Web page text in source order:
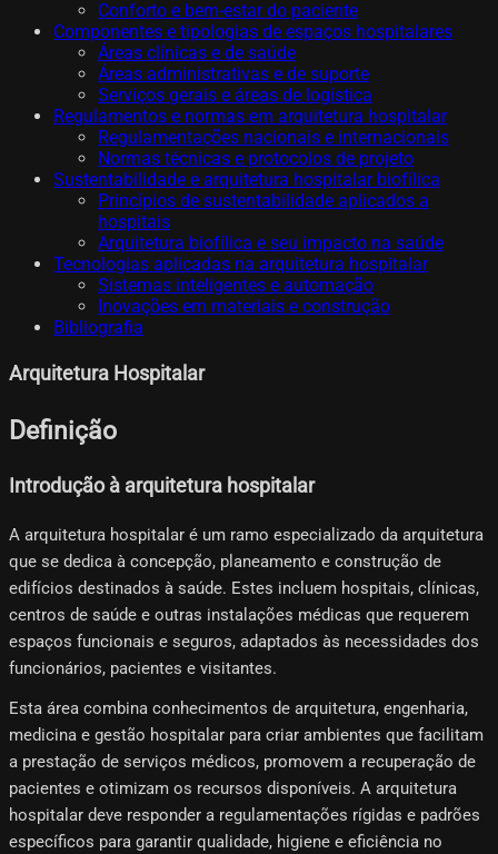
Conforto e bem-estar do paciente
Componentes e tipologias de espaços hospitalares
Áreas clínicas e de saúde
Áreas administrativas e de suporte
Serviços gerais e áreas de logística
Regulamentos e normas em arquitetura hospitalar
Regulamentações nacionais e internacionais
Normas técnicas e protocolos de projeto
Sustentabilidade e arquitetura hospitalar biofílica
Princípios de sustentabilidade aplicados a
hospitais
Arquitetura biofílica e seu impacto na saúde
Tecnologias aplicadas na arquitetura hospitalar
Sistemas inteligentes e automação
Inovações em materiais e construção
Bibliografia
Arquitetura Hospitalar
Definição
Introdução à arquitetura hospitalar
A arquitetura hospitalar é um ramo especializado da arquitetura
que se dedica à concepção, planeamento e construção de
edifícios destinados à saúde. Estes incluem hospitais, clínicas,
centros de saúde e outras instalações médicas que requerem
espaços funcionais e seguros, adaptados às necessidades dos
funcionários, pacientes e visitantes.
Esta área combina conhecimentos de arquitetura, engenharia,
medicina e gestão hospitalar para criar ambientes que facilitam
a prestação de serviços médicos, promovem a recuperação de
pacientes e otimizam os recursos disponíveis. A arquitetura
hospitalar deve responder a regulamentações rígidas e padrões
específicos para garantir qualidade, higiene e eficiência no